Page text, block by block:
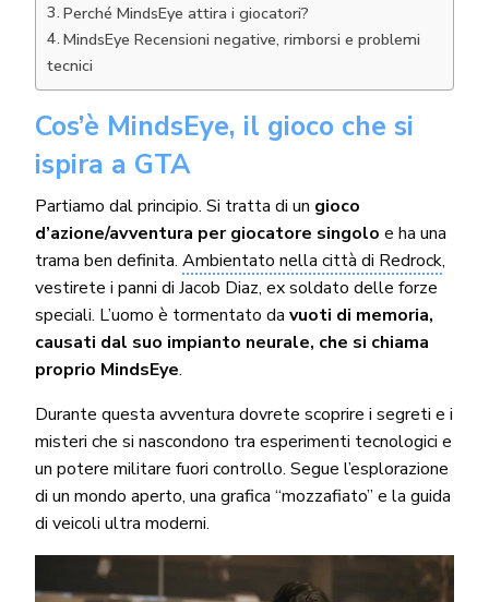
Perché MindsEye attira i giocatori?
MindsEye Recensioni negative, rimborsi e problemi
tecnici
Cos’è MindsEye, il gioco che si
ispira a GTA
Partiamo dal principio. Si tratta di un gioco
d’azione/avventura per giocatore singolo e ha una
trama ben definita.Ambientato nella città di Redrock,
vestirete i panni di Jacob Diaz, ex soldato delle forze
speciali. L’uomo è tormentato davuoti di memoria,
causati dal suo impianto neurale, che si chiama
proprio MindsEye.
Durante questa avventura dovrete scoprire i segreti e i
misteri che si nascondono tra esperimenti tecnologici e
un potere militare fuori controllo. Segue l’esplorazione
di un mondo aperto, una grafica “mozzafiato” e la guida
di veicoli ultra moderni.